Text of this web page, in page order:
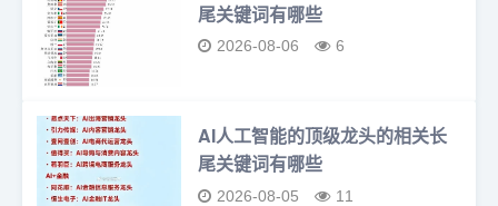
尾关键词有哪些
2026-08-06 6
AI人工智能的顶级龙头的相关长
尾关键词有哪些
2026-08-05 11